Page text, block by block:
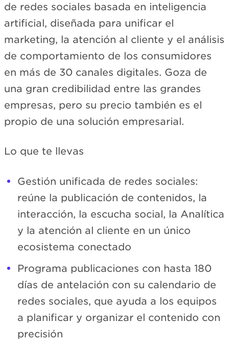
de redes sociales basada en inteligencia
artificial, diseñada para unificar el
marketing, la atención al cliente y el análisis
de comportamiento de los consumidores
en más de 30 canales digitales. Goza de
una gran credibilidad entre las grandes
empresas, pero su precio también es el
propio de una solución empresarial.
Lo que te llevas
Gestión unificada de redes sociales:
reúne la publicación de contenidos, la
interacción, la escucha social, la Analítica
y la atención al cliente en un único
ecosistema conectado
Programa publicaciones con hasta 180
días de antelación con su calendario de
redes sociales, que ayuda a los equipos
a planificar y organizar el contenido con
precisión